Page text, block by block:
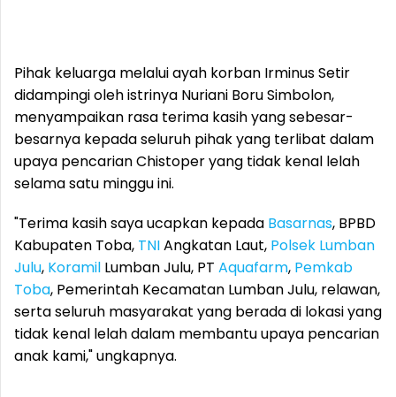
Pihak keluarga melalui ayah korban Irminus Setir
didampingi oleh istrinya Nuriani Boru Simbolon,
menyampaikan rasa terima kasih yang sebesar-
besarnya kepada seluruh pihak yang terlibat dalam
upaya pencarian Chistoper yang tidak kenal lelah
selama satu minggu ini.
"Terima kasih saya ucapkan kepada Basarnas, BPBD
Kabupaten Toba, TNIAngkatan Laut, Polsek Lumban
Julu, Koramil Lumban Julu, PT Aquafarm, Pemkab
Toba, Pemerintah Kecamatan Lumban Julu, relawan,
serta seluruh masyarakat yang berada di lokasi yang
tidak kenal lelah dalam membantu upaya pencarian
anak kami," ungkapnya.